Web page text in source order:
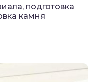
подготовка
камня